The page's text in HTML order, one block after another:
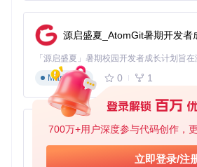
700万+用户深度参与代码创作，
立即登录/注
源启盛夏_AtomGit暑期开发者
Markdown
0 1
py-xiaozhi